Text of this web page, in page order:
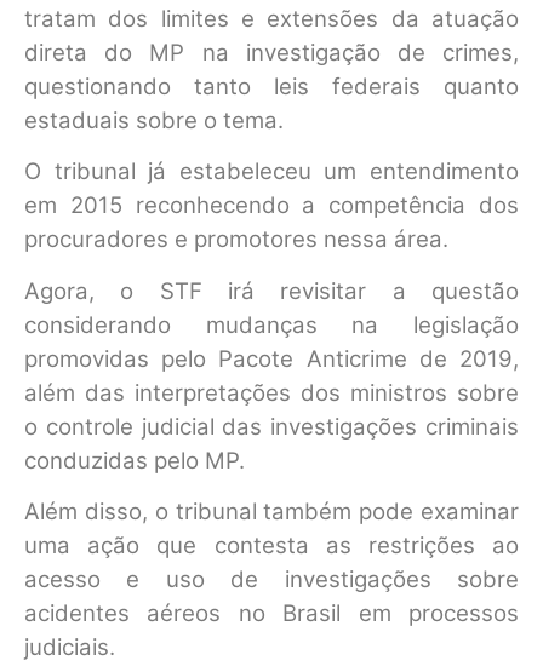
tratam dos limites e extensões da atuação
direta do MP na investigação de crimes,
questionando tanto leis federais quanto
estaduais sobre o tema.
O tribunal já estabeleceu um entendimento
em 2015 reconhecendo a competência dos
procuradores e promotores nessa área.
Agora, o STF irá revisitar a questão
considerando mudanças na legislação
promovidas pelo Pacote Anticrime de 2019,
além das interpretações dos ministros sobre
o controle judicial das investigações criminais
conduzidas pelo MP.
Além disso, o tribunal também pode examinar
uma ação que contesta as restrições ao
acesso e uso de investigações sobre
acidentes aéreos no Brasil em processos
judiciais.